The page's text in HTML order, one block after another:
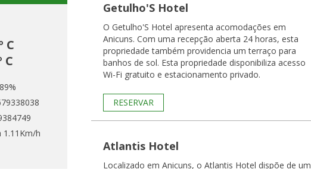
C
C
89%
1.11Km/h
Getulho'S Hotel
O Getulho'S Hotel apresenta acomodações em
Anicuns. Com uma recepção aberta 24 horas, esta
propriedade também providencia um terraço para
banhos de sol. Esta propriedade disponibiliza acesso
Wi-Fi gratuito e estacionamento privado.
RESERVAR
Atlantis Hotel
Localizado em Anicuns, o Atlantis Hotel dispõe de um